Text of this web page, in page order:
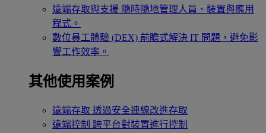
遠端存取與支援 隨時隨地管理人員、裝置與應用
程式。
數位員工體驗 (DEX) 前瞻式解決 IT 問題，避免影
響工作效率。
其他使用案例
遠端存取 透過安全連線改進存取
遠端控制 跨平台對裝置進行控制